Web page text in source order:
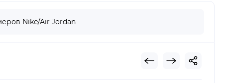
Nike/Air Jordan